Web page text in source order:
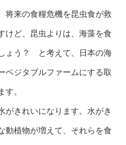
将来の食糧危機を昆虫食が救
けど、昆虫よりは、海藻を食
ょう？ と考えて、日本の海
ベジタブルファームにする取
す。
がきれいになります。水がき
動植物が増えて、それらを食